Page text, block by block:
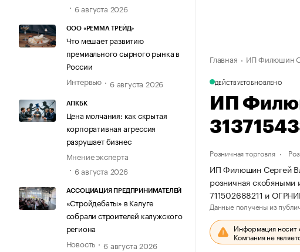
6 августа 2026
ООО «РЕММА ТРЕЙД»
Что мешает развитию
премиального сырного рынка в
России
Интервью
6 августа 2026
АПКБК
Цена молчания: как скрытая
корпоративная агрессия
разрушает бизнес
Мнение эксперта
6 августа 2026
АССОЦИАЦИЯ ПРЕДПРИНИМАТЕЛЕЙ
«Стройдебаты» в Калуге
собрали строителей калужского
региона
Новость
6 августа 2026
Главная ИП Филюшин
ДЕЙСТВУЕТОБНОВЛЕНО
ИП
Розничная торговля
ИП Филюшин Сергей
розничная
711502688211 и
Данные получены из
Информация носит
Компания не